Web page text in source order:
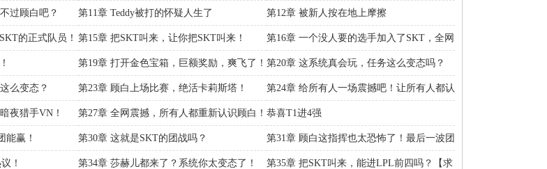
过顾白吧？ 第11章 Teddy被打的怀疑人生了 第12章 被新人按在地上摩擦
的正式队员！ 第15章 把SKT叫来，让你把SKT叫来！ 第16章 一个没人要的选手加入了SKT，全网
热议！
第19章 打开金色宝箱，巨额奖励，爽飞了！ 第20章 这系统真会玩，任务这么变态吗？
么变态？ 第23章 顾白上场比赛，绝活卡莉斯塔！ 第24章 给所有人一场震撼吧！让所有人都认
识了顾白！
夜猎手VN！ 第27章 全网震撼，所有人都重新认识顾白！ 恭喜T1进4强
能赢！ 第30章 这就是SKT的团战吗？ 第31章 顾白这指挥也太恐怖了！最后一波团
战！
！ 第34章 莎赫儿都来了？系统你太变态了！ 第35章 把SKT叫来，能进LPL前四吗？【求